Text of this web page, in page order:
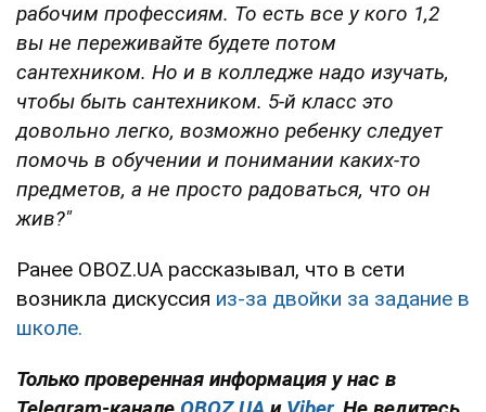
рабочим профессиям. То есть все у кого 1,2
вы не переживайте будете потом
сантехником. Но и в колледже надо изучать,
чтобы быть сантехником. 5-й класс это
довольно легко, возможно ребенку следует
помочь в обучении и понимании каких-то
предметов, а не просто радоваться, что он
жив?"
Ранее OBOZ.UA рассказывал, что в сети
возникла дискуссия из-за двойки за задание в
школе.
Только проверенная информация у нас в